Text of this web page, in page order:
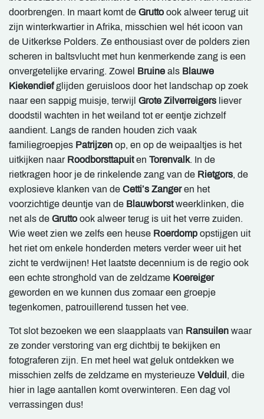
doorbrengen. In maart komt de Grutto ook alweer terug uit
zijn winterkwartier in Afrika, misschien wel hét icoon van
de Uitkerkse Polders. Ze enthousiast over de polders zien
scheren in baltsvlucht met hun kenmerkende zang is een
onvergetelijke ervaring. Zowel Bruine als Blauwe
Kiekendiefglijden geruisloos door het landschap op zoek
naar een sappig muisje, terwijl Grote Zilverreigers liever
doodstil wachten in het weiland tot er eentje zichzelf
aandient. Langs de randen houden zich vaak
familiegroepjes Patrijzen op, en op de weipaaltjes is het
uitkijken naar Roodborsttapuiten Torenvalk. In de
rietkragen hoor je de rinkelende zang van de Rietgors, de
explosieve klanken van de Cetti’s Zangeren het
voorzichtige deuntje van de Blauwborstweerklinken, die
net als de Grutto ook alweer terug is uit het verre zuiden.
Wie weet zien we zelfs een heuse Roerdomp opstijgen uit
het riet om enkele honderden meters verder weer uit het
zicht te verdwijnen! Het laatste decennium is de regio ook
een echte stronghold van de zeldzame Koereiger
geworden en we kunnen dus zomaar een groepje
tegenkomen, patrouillerend tussen het vee.
Tot slot bezoeken we een slaapplaats van Ransuilen waar
ze zonder verstoring van erg dichtbij te bekijken en
fotograferen zijn. En met heel wat geluk ontdekken we
misschien zelfs de zeldzame en mysterieuze Velduil , die
hier in lage aantallen komt overwinteren. Een dag vol
verrassingen dus!